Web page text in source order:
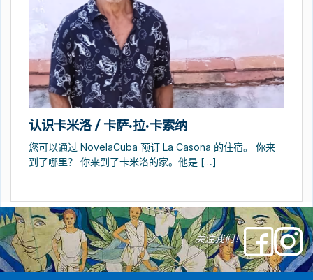
认识卡米洛 / 卡萨·拉·卡索纳
您可以通过 NovelaCuba 预订 La Casona 的住宿。 你来
到了哪里？ 你来到了卡米洛的家。他是 […]
关注我们！